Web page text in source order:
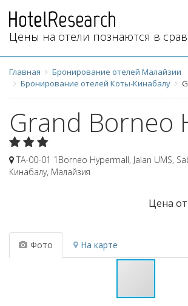
Цены на отели познаются в
Главная
Бронирование отелей Малайзии
Бронирование отелей Коты-Кинабалу
Grand Borneo
TA-00-01 1Borneo Hypermall, Jalan UMS,
Кинабалу, Малайзия
Цена от
Фото На карте